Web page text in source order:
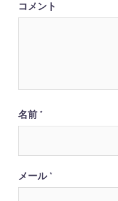
コメント
名前 *
メール*